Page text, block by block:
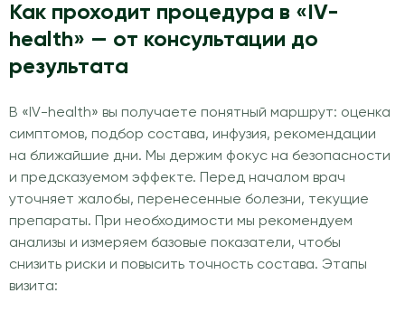
Как проходит процедура в «IV-
health» — от консультации до
результата
В «IV-health» вы получаете понятный маршрут: оценка
симптомов, подбор состава, инфузия, рекомендации
на ближайшие дни. Мы держим фокус на безопасности
и предсказуемом эффекте. Перед началом врач
уточняет жалобы, перенесенные болезни, текущие
препараты. При необходимости мы рекомендуем
анализы и измеряем базовые показатели, чтобы
снизить риски и повысить точность состава. Этапы
визита: